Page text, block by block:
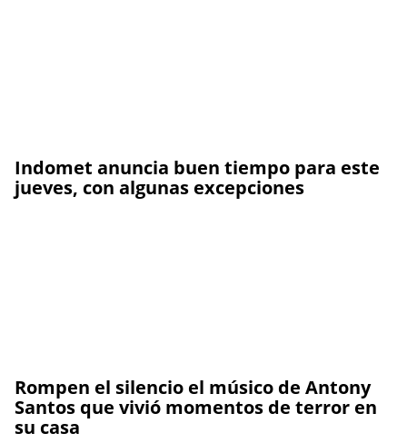
Indomet anuncia buen tiempo para este
jueves, con algunas excepciones
Rompen el silencio el músico de Antony
Santos que vivió momentos de terror en
su casa